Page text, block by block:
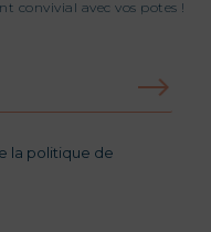
convivial avec vos potes !
la politique de